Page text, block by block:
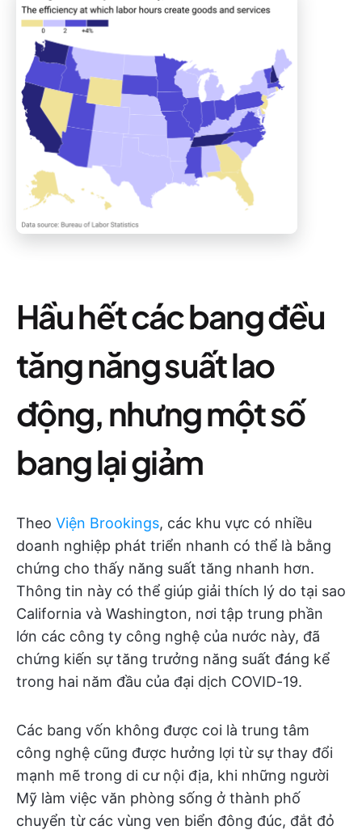
Hầu hết các bang đều
tăng năng suất lao
động, nhưng một số
bang lại giảm
Theo Viện Brookings, các khu vực có nhiều
doanh nghiệp phát triển nhanh có thể là bằng
chứng cho thấy năng suất tăng nhanh hơn.
Thông tin này có thể giúp giải thích lý do tại sao
California và Washington, nơi tập trung phần
lớn các công ty công nghệ của nước này, đã
chứng kiến sự tăng trưởng năng suất đáng kể
trong hai năm đầu của đại dịch COVID-19.
Các bang vốn không được coi là trung tâm
công nghệ cũng được hưởng lợi từ sự thay đổi
mạnh mẽ trong di cư nội địa, khi những người
Mỹ làm việc văn phòng sống ở thành phố
chuyển từ các vùng ven biển đông đúc, đắt đỏ